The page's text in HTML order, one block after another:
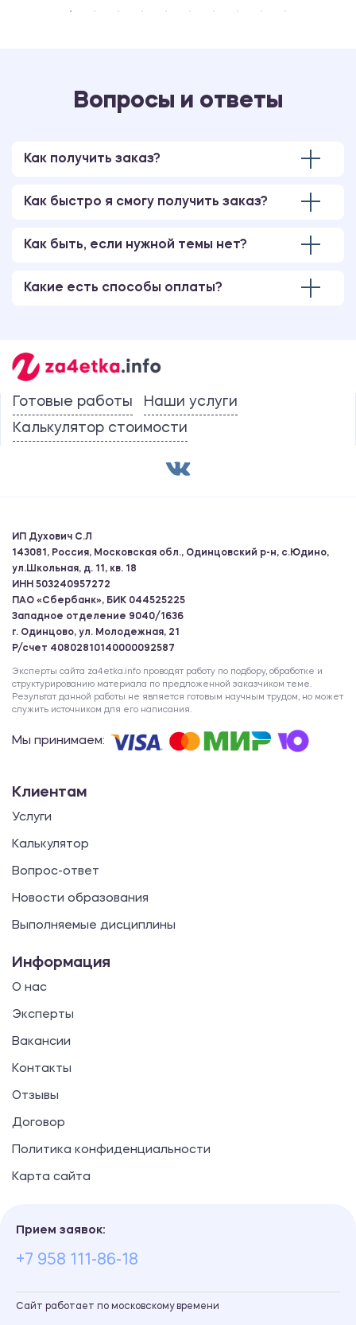
Вопросы и ответы
Как получить заказ?
Как быстро я смогу получить заказ?
Как быть, если нужной темы нет?
Какие есть способы оплаты?
Готовые работы
Наши услуги
Калькулятор стоимости
ИП Духович С.Л
143081, Россия, Московская обл., Одинцовский р-н, с.Юдино,
ул.Школьная, д. 11, кв. 18
ИНН 503240957272
ПАО «Сбербанк», БИК 044525225
Западное отделение 9040/1636
г. Одинцово, ул. Молодежная, 21
Р/счет 40802810140000092587
Эксперты сайта za4etka.info проводят работу по подбору, обработке и
структурированию материала по предложенной заказчиком теме.
Результат данной работы не является готовым научным трудом, но может
служить источником для его написания.
Мы принимаем:
Клиентам
Услуги
Калькулятор
Вопрос-ответ
Новости образования
Выполняемые дисциплины
Информация
О нас
Эксперты
Вакансии
Контакты
Отзывы
Договор
Политика конфиденциальности
Карта сайта
Прием заявок:
+7 958 111-86-18
Сайт работает по московскому времени